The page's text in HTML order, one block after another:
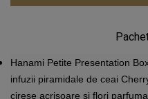
Hanami Petite Presentation
infuzii piramidale de ceai
cirese acrisoare si flori